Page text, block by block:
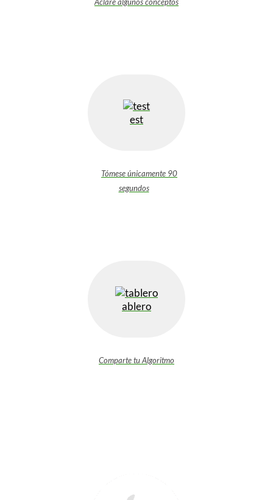
est
Tómese únicamente 90
segundos
ablero
Comparte tu Algoritmo